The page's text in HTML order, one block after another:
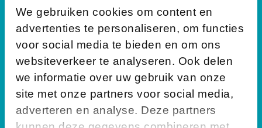
We gebruiken cookies om content en
advertenties te personaliseren, om functies
voor social media te bieden en om ons
websiteverkeer te analyseren. Ook delen
we informatie over uw gebruik van onze
site met onze partners voor social media,
adverteren en analyse. Deze partners
25 maart
15 april
27 mei
24 juni
Kiekeboe
woensdagochtend van 8.30 - 12.00 uur